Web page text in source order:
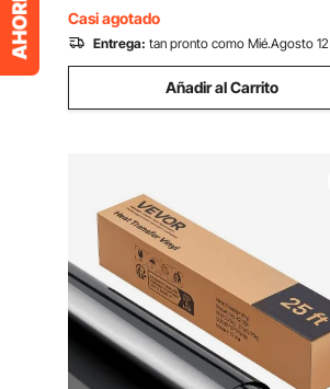
Casa
Casi agotado
Entrega: tan pronto como Mié.Agosto 12
Añadir al Carrito